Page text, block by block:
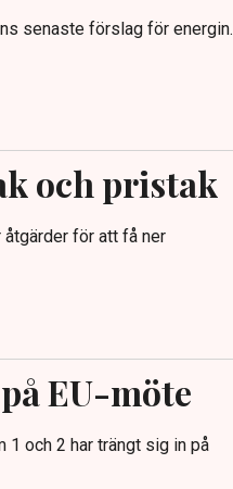
senaste förslag för energin.
och pristak
för att få ner
EU-möte
1 och 2 har trängt sig in på